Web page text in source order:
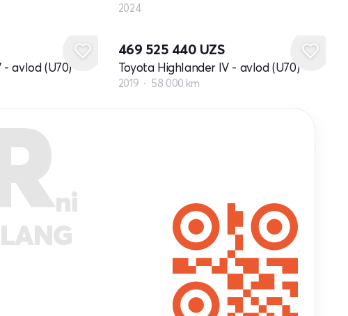
2024
avlod (U70)
469 525 440 UZS
Toyota Highlander IV - avlod (U70)
2019 58 000 km
ni